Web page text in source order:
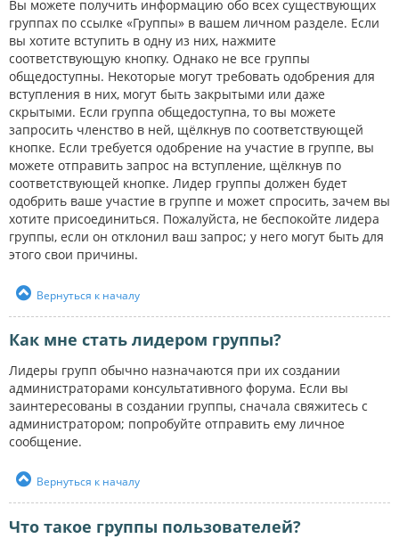
Вы можете получить информацию обо всех существующих
группах по ссылке «Группы» в вашем личном разделе. Если
вы хотите вступить в одну из них, нажмите
соответствующую кнопку. Однако не все группы
общедоступны. Некоторые могут требовать одобрения для
вступления в них, могут быть закрытыми или даже
скрытыми. Если группа общедоступна, то вы можете
запросить членство в ней, щёлкнув по соответствующей
кнопке. Если требуется одобрение на участие в группе, вы
можете отправить запрос на вступление, щёлкнув по
соответствующей кнопке. Лидер группы должен будет
одобрить ваше участие в группе и может спросить, зачем вы
хотите присоединиться. Пожалуйста, не беспокойте лидера
группы, если он отклонил ваш запрос; у него могут быть для
этого свои причины.
Вернуться к началу
Как мне стать лидером группы?
Лидеры групп обычно назначаются при их создании
администраторами консультативного форума. Если вы
заинтересованы в создании группы, сначала свяжитесь с
администратором; попробуйте отправить ему личное
сообщение.
Вернуться к началу
Что такое группы пользователей?